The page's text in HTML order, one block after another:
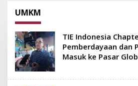
Moderen
UMKM
TIE Indonesia
Pemberdayaan dan
Masuk ke Pasar